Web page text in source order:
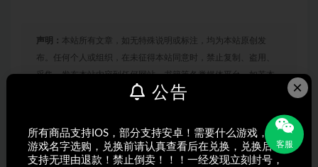
声明： 本站所有文章，如无特殊说明或标注，均为本站原创发
布。任何个人或组织，在未征得本站同意时，禁止复制、盗用、
采集、发布本站内容到任何网站、书籍等各类媒体平台。如若本
站内容侵犯了原著者的合法权益，可联系我们进行处理。
打赏 收藏 海报 链接 客服
×
公告
所有商品支持IOS，部分支持安卓！需要什么游戏，搜索
游戏名字选购，兑换前请认真查看后在兑换，兑换后不
支持无理由退款！禁止倒卖！！！一经发现立刻封号，